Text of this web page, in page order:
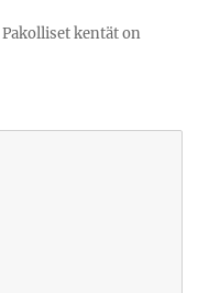
Pakolliset kentät on